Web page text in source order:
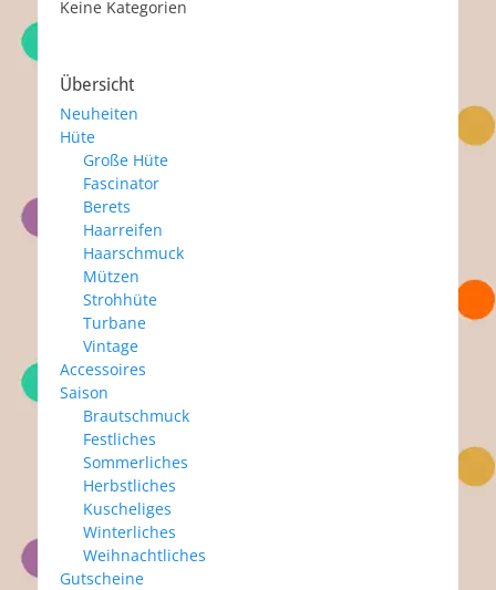
Keine Kategorien
Übersicht
Neuheiten
Hüte
Große Hüte
Fascinator
Berets
Haarreifen
Haarschmuck
Mützen
Strohhüte
Turbane
Vintage
Accessoires
Saison
Brautschmuck
Festliches
Sommerliches
Herbstliches
Kuscheliges
Winterliches
Weihnachtliches
Gutscheine